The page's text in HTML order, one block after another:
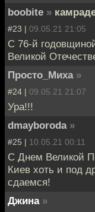
boobite »
#23 | 09.05.21 21:05
С 76-й
Великой
Просто_Миха »
#24 | 09.05.21 21:07
Ура!!!
dmayboroda »
#25 | 10.05.21 00:11
С Днем Великой
Киев хоть и под
сдаемся!
Джина »